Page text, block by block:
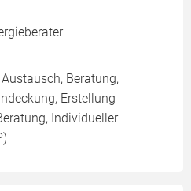
Beratung,
Erstellung
Individueller